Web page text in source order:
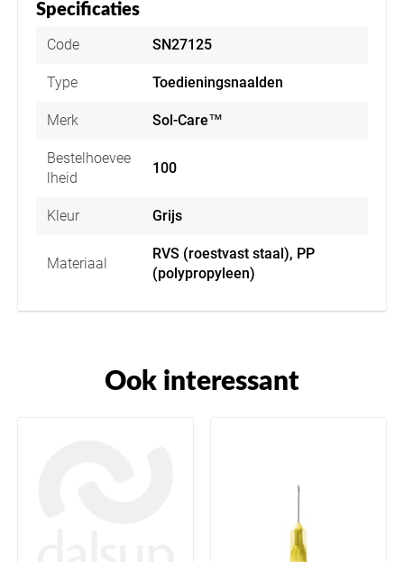
Specificaties
Code SN27125
Type Toedieningsnaalden
Merk Sol-Care™
Bestelhoevee
lheid
100
Kleur Grijs
Materiaal
RVS (roestvast staal), PP
(polypropyleen)
Ook interessant